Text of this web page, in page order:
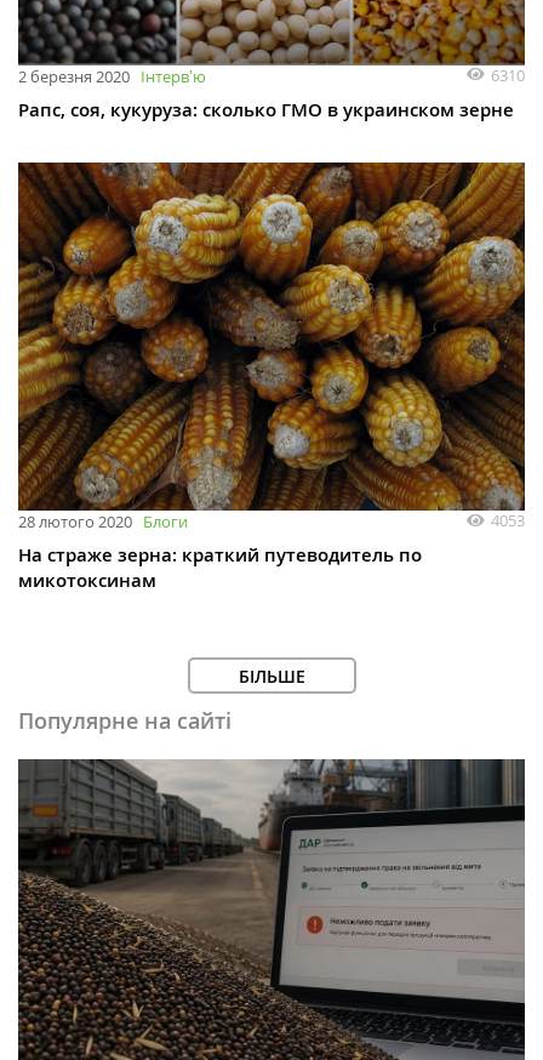
2 березня 2020 Інтервʼю 6310
Рапс, соя, кукуруза: сколько ГМО в украинском зерне
28 лютого 2020 Блоги 4053
На страже зерна: краткий путеводитель по
микотоксинам
БІЛЬШЕ
Популярне на сайті